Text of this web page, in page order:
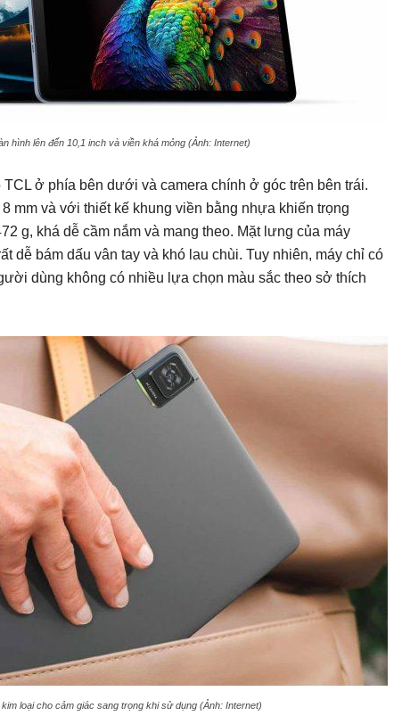
hình lên đến 10,1 inch và viền khá mỏng (Ảnh: Internet)
ở phía bên dưới và camera chính ở góc trên bên trái.
mm và với thiết kế khung viền bằng nhựa khiến trọng
g, khá dễ cầm nắm và mang theo. Mặt lưng của máy
dễ bám dấu vân tay và khó lau chùi. Tuy nhiên, máy chỉ có
dùng không có nhiều lựa chọn màu sắc theo sở thích
loại cho cảm giác sang trọng khi sử dụng (Ảnh: Internet)